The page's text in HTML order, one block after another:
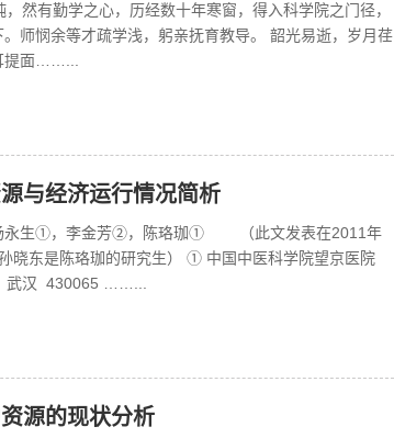
然有勤学之心，历经数十年寒窗，得入科学院之门径，
师悯余等才疏学浅，躬亲抚育教导。 韶光易逝，岁月荏
提面……...
与经济运行情况简析
永生①，李金芳②，陈珞珈① （此文发表在2011年
晓东是陈珞珈的研究生） ① 中国中医科学院望京医院
武汉 430065 ……...
源的现状分析